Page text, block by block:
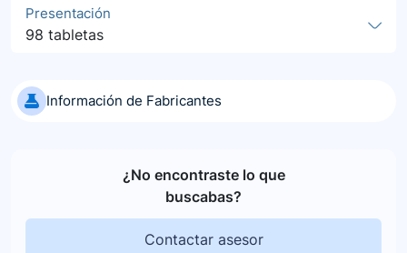
Presentación
98 tabletas
Información de Fabricantes
¿No encontraste lo que
buscabas?
Contactar asesor